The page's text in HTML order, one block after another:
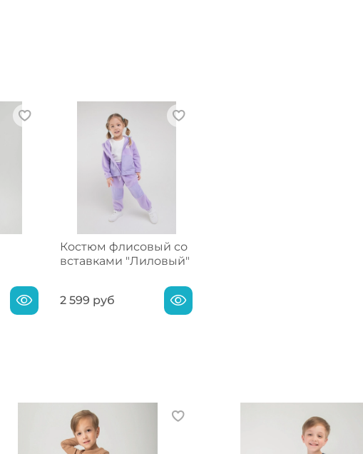
Костюм флисовый со
вставками "Лиловый"
2 599 руб